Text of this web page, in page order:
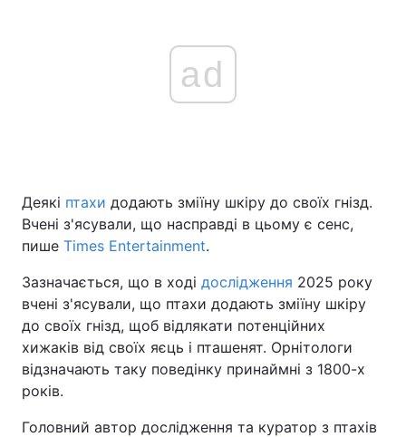
Головна Війна
Україна
Економіка Світ
Спорт Наука
Техно і зв'язок Лайт
ad
Деякі птахи додають зміїну шкіру до своїх гнізд.
Вчені з'ясували, що насправді в цьому є сенс,
пише Times Entertainment.
Зазначається, що в ході дослідження 2025 року
вчені з'ясували, що птахи додають зміїну шкіру
до своїх гнізд, щоб відлякати потенційних
хижаків від своїх яєць і пташенят. Орнітологи
відзначають таку поведінку принаймні з 1800-х
років.
Головний автор дослідження та куратор з птахів